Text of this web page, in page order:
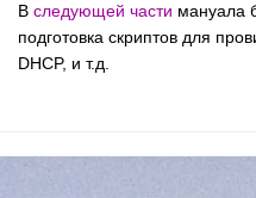
В следующей части мануала
подготовка скриптов для
DHCP, и т.д.